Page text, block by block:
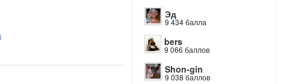
Эд
9 434 балла
bers
9 066 баллов
Shon-gin
9 038 баллов